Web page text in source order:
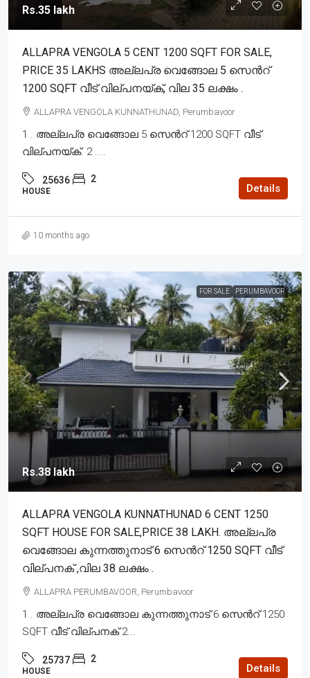
Rs.35 lakh
ALLAPRA VENGOLA 5 CENT 1200 SQFT FOR SALE,
PRICE 35 LAKHS അല്ലപ്ര വെങ്ങോല 5 സെൻറ്
1200 SQFT വീട് വില്പനയ്ക്, വില 35 ലക്ഷം .
ALLAPRA VENGOLA KUNNATHUNAD, Perumbavoor
1 . അല്ലപ്ര വെങ്ങോല 5 സെൻറ് 1200 SQFT വീട്
വില്പനയ്ക്. 2 ....
25636 2
HOUSE Details
10 months ago
FOR SALE PERUMBAVOOR
Rs.38 lakh
ALLAPRA VENGOLA KUNNATHUNAD 6 CENT 1250
SQFT HOUSE FOR SALE,PRICE 38 LAKH. അല്ലപ്ര
വെങ്ങോല കുന്നത്തുനാട് 6 സെൻറ് 1250 SQFT വീട്
വില്പനക് ,വില 38 ലക്ഷം .
ALLAPRA PERUMBAVOOR, Perumbavoor
1 . അല്ലപ്ര വെങ്ങോല കുന്നത്തുനാട് 6 സെൻറ് 1250
SQFT വീട് വില്പനക് 2...
25737 2
HOUSE Details